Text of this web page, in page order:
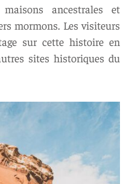
ancestrales et
mormons. Les visiteurs
sur cette histoire en
sites historiques du